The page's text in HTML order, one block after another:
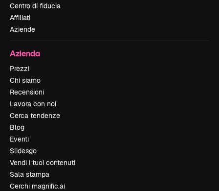
Centro di fiducia
Affiliati
Aziende
Azienda
Prezzi
Chi siamo
Recensioni
Lavora con noi
Cerca tendenze
Blog
Eventi
Slidesgo
Vendi i tuoi contenuti
Sala stampa
Cerchi magnific.ai